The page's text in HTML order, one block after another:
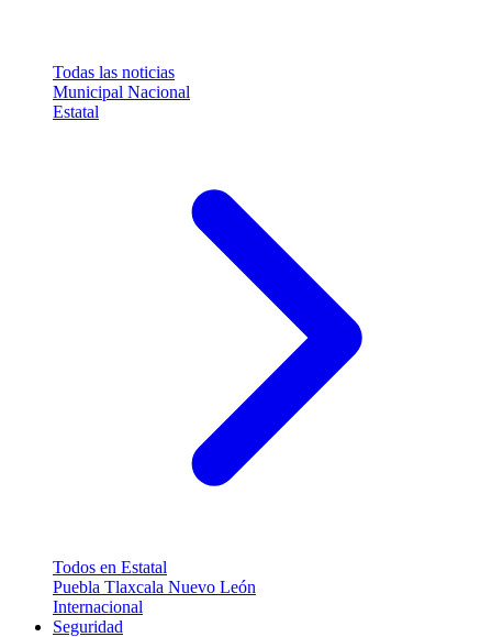
Todas las noticias
Municipal Nacional
Estatal
Todos en Estatal
Puebla Tlaxcala Nuevo León
Internacional
Seguridad